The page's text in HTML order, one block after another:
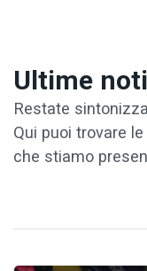
Ultime
Restate
Qui puoi trovare
che stiamo